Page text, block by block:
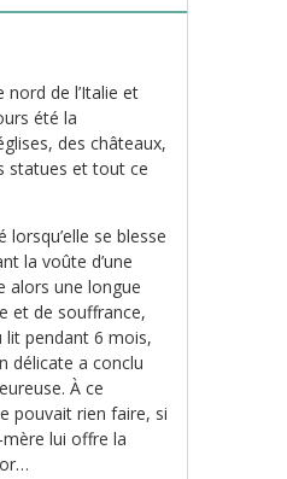
nord de l’Italie et
été la
des châteaux,
statues et tout ce
se blesse
la voûte d’une
alors une longue
et de souffrance,
lit pendant 6 mois,
délicate a conclu
À ce
pouvait rien faire, si
lui offre la